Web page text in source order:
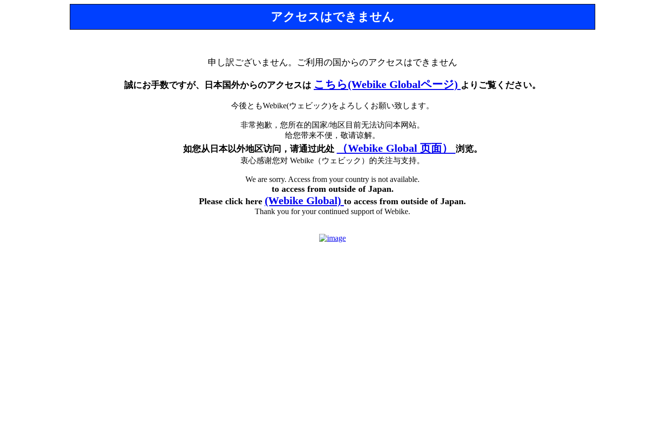
アクセスはできません
申し訳ございません。ご利用の国からのアクセスはできません
誠にお手数ですが、日本国外からのアクセスは こちら(Webike Globalページ) よりご覧ください。
今後ともWebike(ウェビック)をよろしくお願い致します。
非常抱歉，您所在的国家/地区目前无法访问本网站。
给您带来不便，敬请谅解。
如您从日本以外地区访问，请通过此处 （Webike Global 页面） 浏览。
衷心感谢您对 Webike（ウェビック）的关注与支持。
We are sorry. Access from your country is not available.
to access from outside of Japan.
Please click here (Webike Global) to access from outside of Japan.
Thank you for your continued support of Webike.